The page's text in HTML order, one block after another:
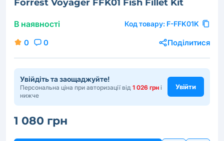
Forrest Voyager FFK01 Fish Fillet Kit
В наявності Код товару: F-FFK01K
0 0 Поділитися
Увійдіть та заощаджуйте!
Персональна ціна при авторизації від 1 026 грн і
нижче
Увійти
1 080 грн